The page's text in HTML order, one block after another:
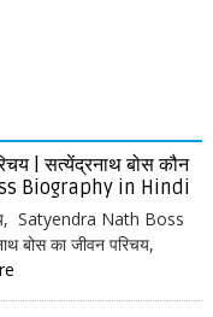
| सत्येंद्रनाथ बोस कौन
Biography in Hindi
Satyendra Nath Boss
बोस का जीवन परिचय,